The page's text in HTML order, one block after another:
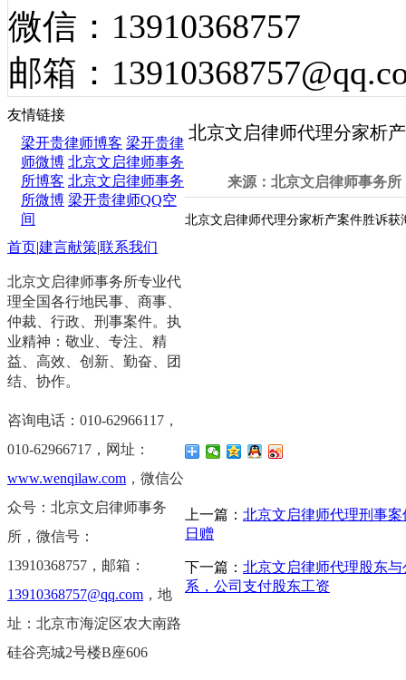
微信：13910368757
邮箱：
北京文启律师代理分家析
来源：北京文启律师事务
北京文启律师代理分家析产案件胜诉
上一篇： 北京文启律师代理刑事
日赠
下一篇： 北京文启律师代理股东
系，公司支付股东工资
友情链接
梁开贵律师博客 梁开贵律
师微博 北京文启律师事务
所博客 北京文启律师事务
所微博 梁开贵律师QQ空
间
首页|建言献策|联系我们
北京文启律师事务所专业代
理全国各行地民事、商事、
仲裁、行政、刑事案件。执
业精神：敬业、专注、精
益、高效、创新、勤奋、团
结、协作。
咨询电话：010-62966117，
010-62966717， 网址：
www.wenqilaw.com ，微信公
众号：北京文启律师事务
所，微信号：
13910368757，邮箱：
13910368757@qq.com ，地
址：北京市海淀区农大南路
硅谷亮城2号楼B座606